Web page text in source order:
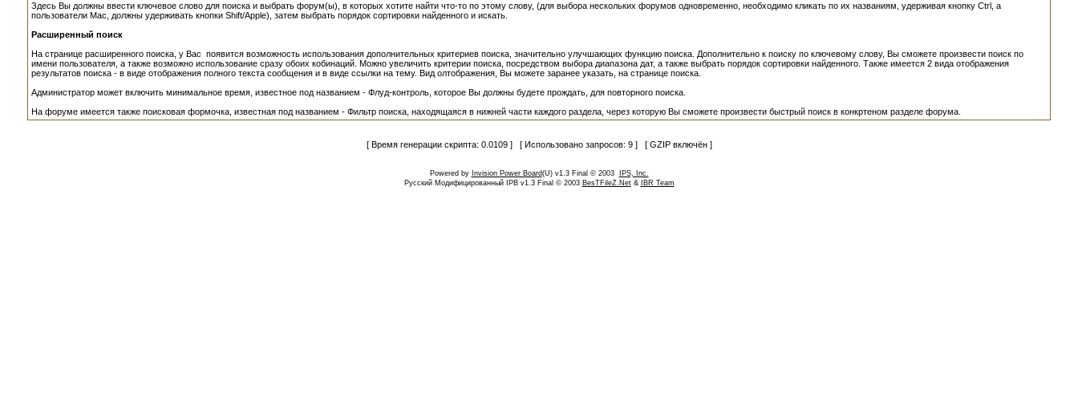
Здесь Вы должны ввести ключевое слово для поиска и выбрать форум(ы), в которых хотите найти что-то по этому слову, (для выбора нескольких форумов одновременно, необходимо кликать по их названиям, удерживая кнопку Ctrl, а
пользователи Mac, должны удерживать кнопки Shift/Apple), затем выбрать порядок сортировки найденного и искать.
Расширенный поиск
На странице расширенного поиска, у Вас появится возможность использования дополнительных критериев поиска, значительно улучшающих функцию поиска. Дополнительно к поиску по ключевому слову, Вы сможете произвести поиск по
имени пользователя, а также возможно использование сразу обоих кобинаций. Можно увеличить критерии поиска, посредством выбора диапазона дат, а также выбрать порядок сортировки найденного. Также имеется 2 вида отображения
результатов поиска - в виде отображения полного текста сообщения и в виде ссылки на тему. Вид олтображения, Вы можете заранее указать, на странице поиска.
Администратор может включить минимальное время, известное под названием - Флуд-контроль, которое Вы должны будете прождать, для повторного поиска.
На форуме имеется также поисковая формочка, известная под названием - Фильтр поиска, находящаяся в нижней части каждого раздела, через которую Вы сможете произвести быстрый поиск в конкртеном разделе форума.
[ Время генерации скрипта: 0.0109 ] [ Использовано запросов: 9 ] [ GZIP включён ]
Powered by Invision Power Board(U) v1.3 Final © 2003
IPS, Inc.
Русский Модифицированный IPB v1.3 Final © 2003 BesTFileZ.Net& IBR Team